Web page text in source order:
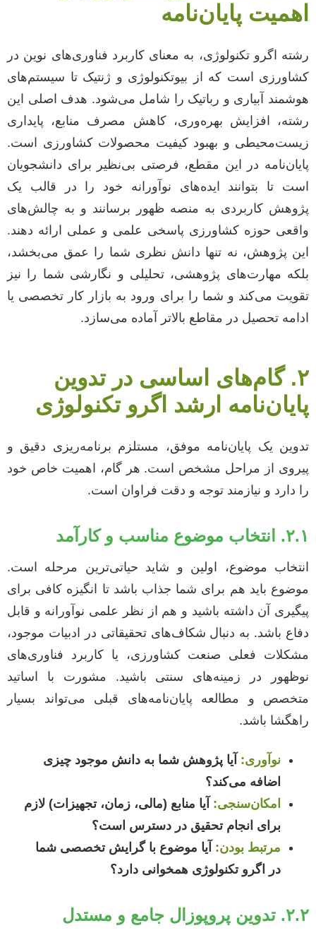
اهمیت پایان‌نامه
رشته اگرو تکنولوژی، به معنای کاربرد فناوری‌های نوین در
کشاورزی است که از بیوتکنولوژی و ژنتیک تا سیستم‌های
هوشمند آبیاری و رباتیک را شامل می‌شود. هدف اصلی این
رشته، افزایش بهره‌وری، کاهش مصرف منابع، پایداری
زیست‌محیطی و بهبود کیفیت محصولات کشاورزی است.
پایان‌نامه در این مقطع، فرصتی بی‌نظیر برای دانشجویان
است تا بتوانند ایده‌های نوآورانه خود را در قالب یک
پژوهش کاربردی به منصه ظهور برسانند و به چالش‌های
واقعی حوزه کشاورزی پاسخی علمی و عملی ارائه دهند.
این پژوهش، نه تنها دانش نظری شما را عمق می‌بخشد،
بلکه مهارت‌های پژوهشی، تحلیلی و نگارشی شما را نیز
تقویت می‌کند و شما را برای ورود به بازار کار تخصصی یا
ادامه تحصیل در مقاطع بالاتر آماده می‌سازد.
۲. گام‌های اساسی در تدوین
پایان‌نامه ارشد اگرو تکنولوژی
تدوین یک پایان‌نامه موفق، مستلزم برنامه‌ریزی دقیق و
پیروی از مراحل مشخص است. هر گام، اهمیت خاص خود
را دارد و نیازمند توجه و دقت فراوان است.
۲.۱. انتخاب موضوع مناسب و کارآمد
انتخاب موضوع، اولین و شاید حیاتی‌ترین مرحله است.
موضوع باید هم برای شما جذاب باشد تا انگیزه کافی برای
پیگیری آن داشته باشید و هم از نظر علمی نوآورانه و قابل
دفاع باشد. به دنبال شکاف‌های تحقیقاتی در ادبیات موجود،
مشکلات فعلی صنعت کشاورزی، یا کاربرد فناوری‌های
نوظهور در زمینه‌های سنتی باشید. مشورت با اساتید
متخصص و مطالعه پایان‌نامه‌های قبلی می‌تواند بسیار
راهگشا باشد.
نوآوری: آیا پژوهش شما به دانش موجود چیزی
اضافه می‌کند؟
امکان‌سنجی: آیا منابع (مالی، زمان، تجهیزات) لازم
برای انجام تحقیق در دسترس است؟
مرتبط بودن: آیا موضوع با گرایش تخصصی شما
در اگرو تکنولوژی همخوانی دارد؟
۲.۲. تدوین پروپوزال جامع و مستدل